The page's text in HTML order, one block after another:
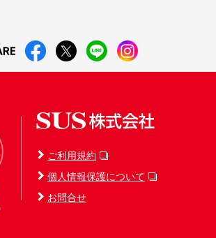
ご利用規約
個人情報保護について
お問合せ